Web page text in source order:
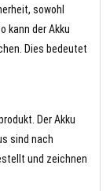
sowohl
kann der Akku
Dies bedeutet
Der Akku
sind nach
und zeichnen